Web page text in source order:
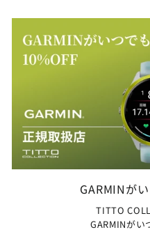
GARMINが
TITTO
GARMINがい